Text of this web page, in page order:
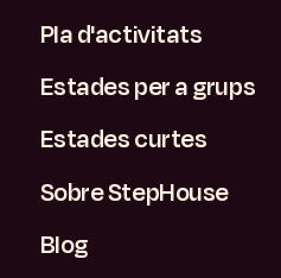
Pla d'activitats
Estades per a grups
Estades curtes
Sobre StepHouse
Blog